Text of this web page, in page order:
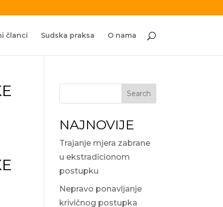
članci Sudska praksa O nama
Search
NAJNOVIJE
Trajanje mjera zabrane
u ekstradicionom
postupku
Nepravo ponavljanje
krivičnog postupka